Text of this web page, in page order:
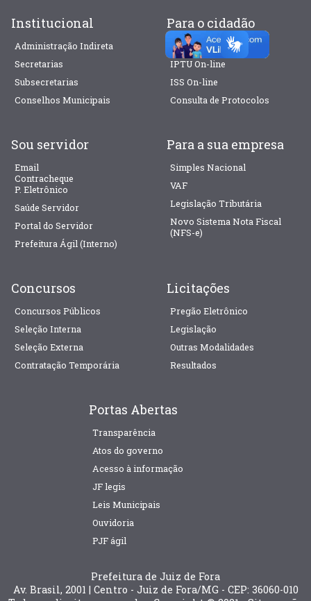
Institucional
Administração Indireta
Secretarias
Subsecretarias
Conselhos Municipais
Para o cidadão
Prefeitura Ágil
IPTU On-line
ISS On-line
Consulta de Protocolos
Sou servidor
Email
Contracheque
P. Eletrônico
Saúde Servidor
Portal do Servidor
Prefeitura Ágil (Interno)
Para a sua empresa
Simples Nacional
VAF
Legislação Tributária
Novo Sistema Nota Fiscal
(NFS-e)
Concursos
Concursos Públicos
Seleção Interna
Seleção Externa
Contratação Temporária
Licitações
Pregão Eletrônico
Legislação
Outras Modalidades
Resultados
Portas Abertas
Transparência
Atos do governo
Acesso à informação
JF legis
Leis Municipais
Ouvidoria
PJF ágil
Prefeitura de Juiz de Fora
Av. Brasil, 2001 | Centro - Juiz de Fora/MG - CEP: 36060-010